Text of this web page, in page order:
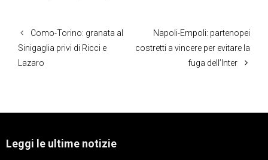
Como-Torino: granata al
Sinigaglia privi di Ricci e
Lazaro
Napoli-Empoli: partenopei
costretti a vincere per evitare la
fuga dell’Inter
Leggi le ultime notizie